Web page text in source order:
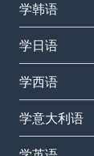
学韩语
学日语
学西语
学意大利语